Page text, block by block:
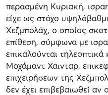
περασμένη Κυριακή,
είχε ως στόχο
Χεζμπολάχ, ο οποίος
επίθεση, σύμφωνα με
επικαλούνται
Μοχάμαντ Χαινταρ,
επιχειρήσεων της
δεν έχει επιβεβαιωθεί